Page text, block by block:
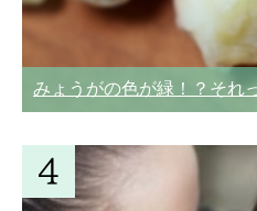
みょうがの色が緑！？それ